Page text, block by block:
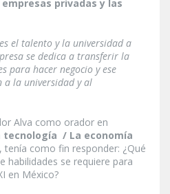
privadas y las
el talento y la universidad a
se dedica a transferir la
para hacer negocio y ese
a la universidad y al
Alva como orador en
tecnología / La economía
, tenía como fin responder: ¿Qué
habilidades se requiere para
en México?